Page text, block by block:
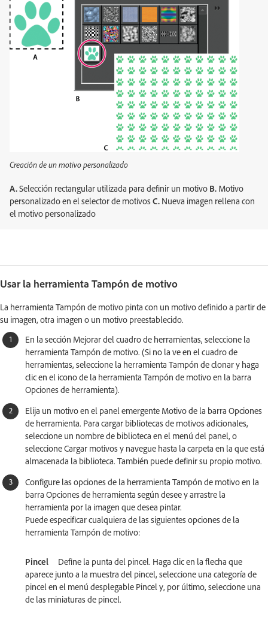
Creación de un motivo personalizado
A.Selección rectangular utilizada para definir un motivo B. Motivo
personalizado en el selector de motivosC. Nueva imagen rellena con
el motivo personalizado
Usar la herramienta Tampón de motivo
La herramienta Tampón de motivo pinta con un motivo definido a partir de
su imagen, otra imagen o un motivo preestablecido.
En la sección Mejorar del cuadro de herramientas, seleccione la
herramienta Tampón de motivo. (Si no la ve en el cuadro de
herramientas, seleccione la herramienta Tampón de clonar y haga
clic en el icono de la herramienta Tampón de motivo en la barra
Opciones de herramienta).
Elija un motivo en el panel emergente Motivo de la barra Opciones
de herramienta. Para cargar bibliotecas de motivos adicionales,
seleccione un nombre de biblioteca en el menú del panel, o
seleccione Cargar motivos y navegue hasta la carpeta en la que está
almacenada la biblioteca. También puede definir su propio motivo.
Configure las opciones de la herramienta Tampón de motivo en la
barra Opciones de herramienta según desee y arrastre la
herramienta por la imagen que desea pintar.
Puede especificar cualquiera de las siguientes opciones de la
herramienta Tampón de motivo:
Pincel
Define la punta del pincel. Haga clic en la flecha que
aparece junto a la muestra del pincel, seleccione una categoría de
pincel en el menú desplegable Pincel y, por último, seleccione una
de las miniaturas de pincel.